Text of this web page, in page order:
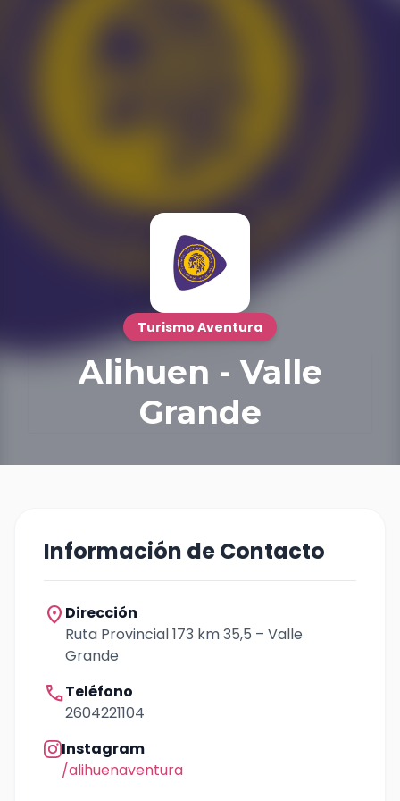
Turismo Aventura
Alihuen - Valle
Grande
Información de Contacto
location_on Dirección
Ruta Provincial 173 km 35,5 – Valle
Grande
callTeléfono
2604221104
Instagram
/alihuenaventura